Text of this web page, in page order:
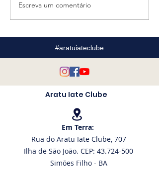
Taça Aleixo Belov
completa 20 anos
com edição histórica
no AIC
Escreva um comentário
#aratuiateclube
Aratu Iate Clube
Em Terra:
Rua do Aratu Iate Clube, 707
Ilha de São João. CEP: 43.724-500
Simões Filho - BA